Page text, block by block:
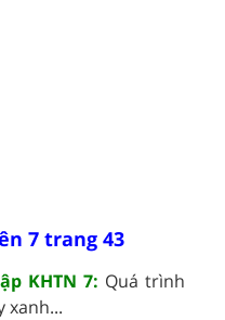
7 trang 43
KHTN 7: Quá trình
xanh...